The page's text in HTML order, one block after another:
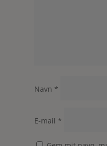
Navn *
E-mail *